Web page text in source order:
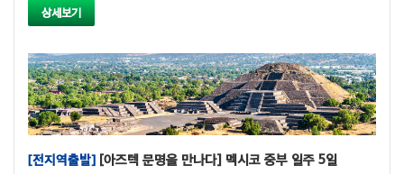
상세보기
[전지역출발] [아즈텍 문명을 만나다] 멕시코 중부 일주 5일